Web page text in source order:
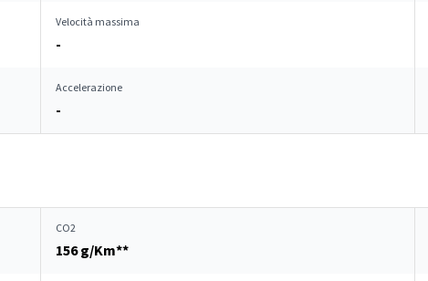
Velocità massima
-
Accelerazione
-
CO2
156 g/Km**